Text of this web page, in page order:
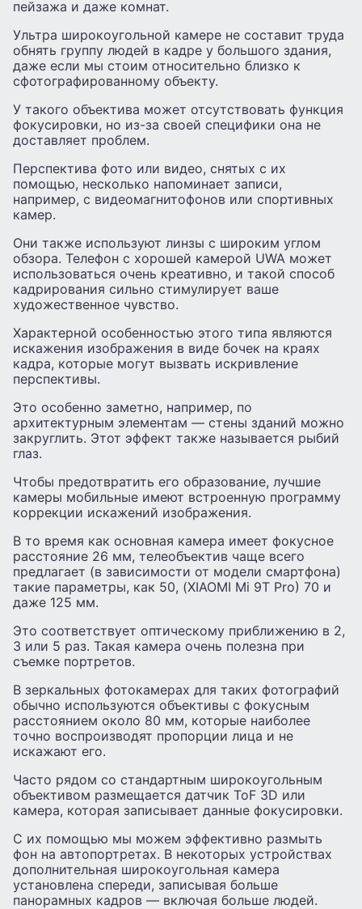
пейзажа и даже комнат.
Ультра широкоугольной камере не составит труда
обнять группу людей в кадре у большого здания,
даже если мы стоим относительно близко к
сфотографированному объекту.
У такого объектива может отсутствовать функция
фокусировки, но из-за своей специфики она не
доставляет проблем.
Перспектива фото или видео, снятых с их
помощью, несколько напоминает записи,
например, с видеомагнитофонов или спортивных
камер.
Они также используют линзы с широким углом
обзора. Телефон с хорошей камерой UWA может
использоваться очень креативно, и такой способ
кадрирования сильно стимулирует ваше
художественное чувство.
Характерной особенностью этого типа являются
искажения изображения в виде бочек на краях
кадра, которые могут вызвать искривление
перспективы.
Это особенно заметно, например, по
архитектурным элементам — стены зданий можно
закруглить. Этот эффект также называется рыбий
глаз.
Чтобы предотвратить его образование, лучшие
камеры мобильные имеют встроенную программу
коррекции искажений изображения.
В то время как основная камера имеет фокусное
расстояние 26 мм, телеобъектив чаще всего
предлагает (в зависимости от модели смартфона)
такие параметры, как 50, (XIAOMI Mi 9T Pro) 70 и
даже 125 мм.
Это соответствует оптическому приближению в 2,
3 или 5 раз. Такая камера очень полезна при
съемке портретов.
В зеркальных фотокамерах для таких фотографий
обычно используются объективы с фокусным
расстоянием около 80 мм, которые наиболее
точно воспроизводят пропорции лица и не
искажают его.
Часто рядом со стандартным широкоугольным
объективом размещается датчик ToF 3D или
камера, которая записывает данные фокусировки.
С их помощью мы можем эффективно размыть
фон на автопортретах. В некоторых устройствах
дополнительная широкоугольная камера
установлена ​​спереди, записывая больше
панорамных кадров — включая больше людей.